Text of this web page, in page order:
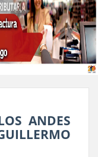
ANDES